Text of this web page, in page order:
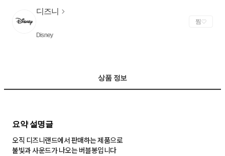
디즈니
Disney
찜
상품 정보
요약 설명글
오직 디즈니랜드에서 판매하는 제품으로
불빛과 사운드가 나오는 버블봉입니다